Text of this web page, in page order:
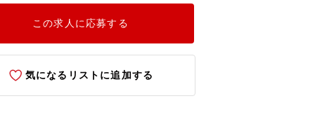
この求人に応募する
気になるリストに追加する